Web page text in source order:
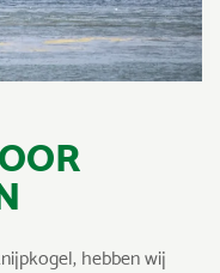
hebben wij